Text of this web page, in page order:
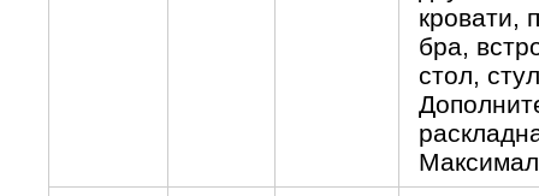
кровати,
бра,
стол,